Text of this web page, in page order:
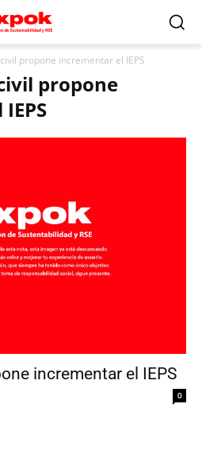
propone incrementar el IEPS
propone
incrementar el IEPS
0